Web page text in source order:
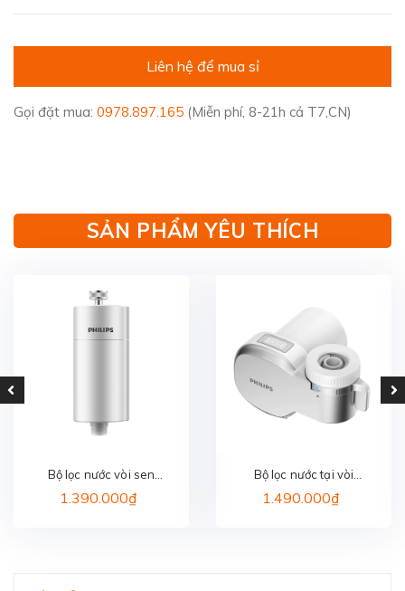
Liên hệ để mua sỉ
Gọi đặt mua: 0978.897.165 (Miễn phí, 8-21h cả T7,CN)
SẢN PHẨM YÊU THÍCH
Bộ lọc nước vòi sen
PHILIPS AWP1775WH/74
1.390.000₫
Bộ lọc nước tại vòi
PHILIPS AWP3705P1/97
1.490.000₫